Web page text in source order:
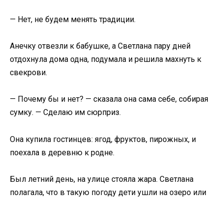
— Нет, не будем менять традиции.
Анечку отвезли к бабушке, а Светлана пару дней
отдохнула дома одна, подумала и решила махнуть к
свекрови.
— Почему бы и нет? — сказала она сама себе, собирая
сумку. — Сделаю им сюрприз.
Она купила гостинцев: ягод, фруктов, пирожных, и
поехала в деревню к родне.
Был летний день, на улице стояла жара. Светлана
полагала, что в такую погоду дети ушли на озеро или